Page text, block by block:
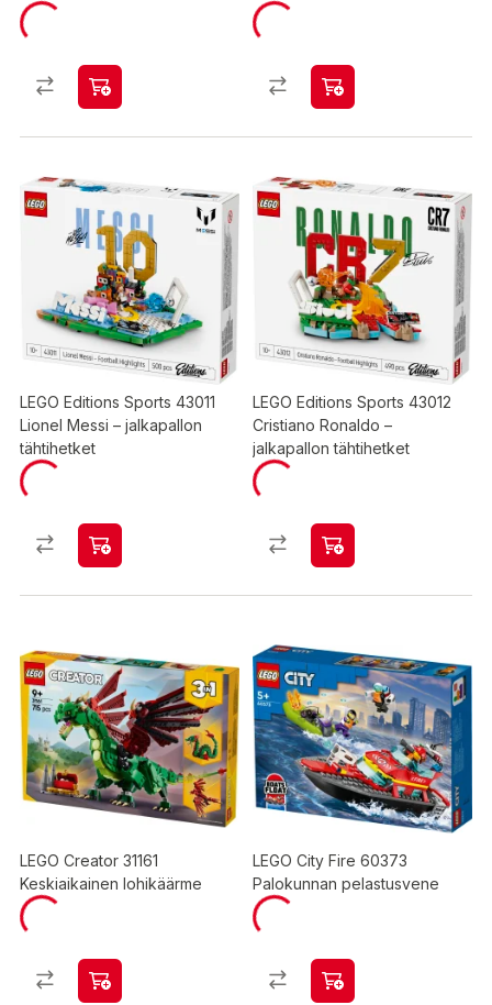
LEGO Editions Sports 43011
Lionel Messi – jalkapallon
tähtihetket
LEGO Editions Sports 43012
Cristiano Ronaldo –
jalkapallon tähtihetket
LEGO Creator 31161
Keskiaikainen lohikäärme
LEGO City Fire 60373
Palokunnan pelastusvene